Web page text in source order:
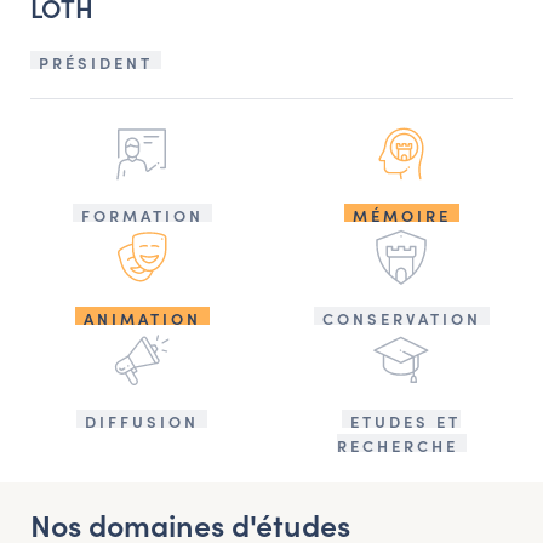
PRÉSIDENT
FORMATION MÉMOIRE
ANIMATION CONSERVATION
DIFFUSION
ETUDES ET
RECHERCHE
Nos domaines d'études